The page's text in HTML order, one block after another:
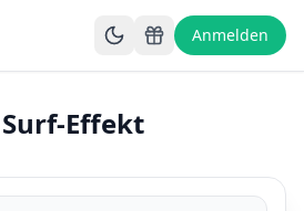
Anmelden
Effekt